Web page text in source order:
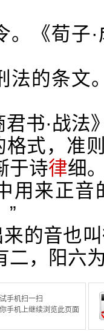
《荀子·
法的条文
书·战法
格式，准
于诗律细
来正音
”
来的音也
二，阳六
手机扫一扫
手机上继续浏览此页面